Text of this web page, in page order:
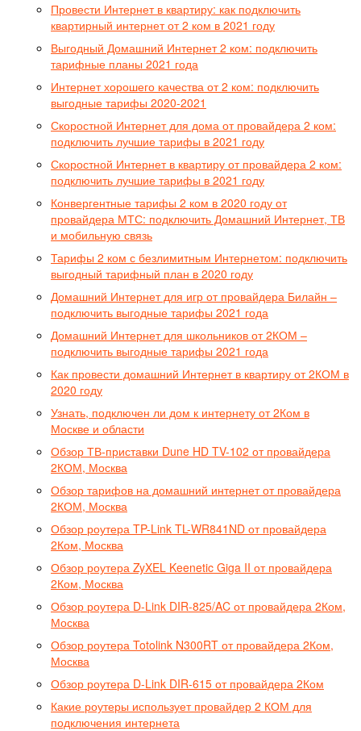
Провести Интернет в квартиру: как подключить
квартирный интернет от 2 ком в 2021 году
Выгодный Домашний Интернет 2 ком: подключить
тарифные планы 2021 года
Интернет хорошего качества от 2 ком: подключить
выгодные тарифы 2020-2021
Скоростной Интернет для дома от провайдера 2 ком:
подключить лучшие тарифы в 2021 году
Скоростной Интернет в квартиру от провайдера 2 ком:
подключить лучшие тарифы в 2021 году
Конвергентные тарифы 2 ком в 2020 году от
провайдера МТС: подключить Домашний Интернет, ТВ
и мобильную связь
Тарифы 2 ком с безлимитным Интернетом: подключить
выгодный тарифный план в 2020 году
Домашний Интернет для игр от провайдера Билайн –
подключить выгодные тарифы 2021 года
Домашний Интернет для школьников от 2КОМ –
подключить выгодные тарифы 2021 года
Как провести домашний Интернет в квартиру от 2КОМ в
2020 году
Узнать, подключен ли дом к интернету от 2Ком в
Москве и области
Обзор ТВ-приставки Dune HD TV-102 от провайдера
2КОМ, Москва
Обзор тарифов на домашний интернет от провайдера
2КОМ, Москва
Обзор роутера TP-Link TL-WR841ND от провайдера
2Ком, Москва
Обзор роутера ZyXEL Keenetic Giga II от провайдера
2Ком, Москва
Обзор роутера D-Link DIR-825/AC от провайдера 2Ком,
Москва
Обзор роутера Totolink N300RT от провайдера 2Ком,
Москва
Обзор роутера D-Link DIR-615 от провайдера 2Ком
Какие роутеры использует провайдер 2 КОМ для
подключения интернета